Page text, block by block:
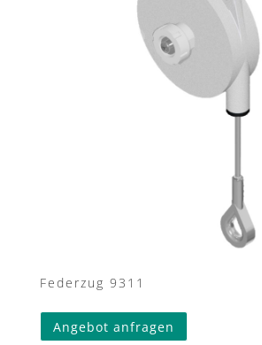
Federzug 9311
Angebot anfragen